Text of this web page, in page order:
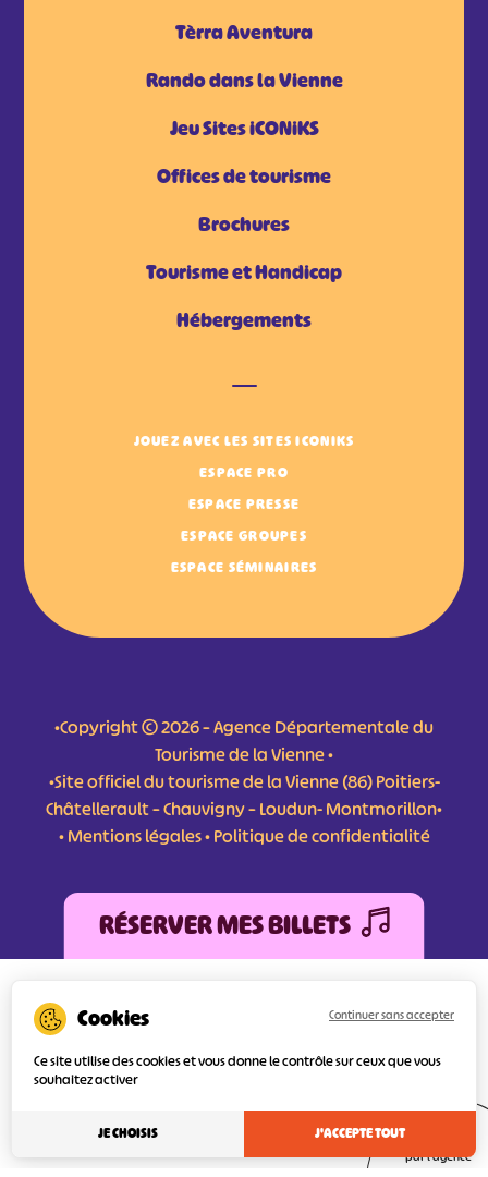
Tèrra Aventura
Rando dans la Vienne
Jeu Sites iCONiKS
Offices de tourisme
Brochures
Tourisme et Handicap
Hébergements
JOUEZ AVEC LES SITES ICONIKS
ESPACE PRO
ESPACE PRESSE
ESPACE GROUPES
ESPACE SÉMINAIRES
•Copyright © 2026 – Agence Départementale du
Tourisme de la Vienne •
•Site officiel du tourisme de la Vienne (86) Poitiers-
Châtellerault – Chauvigny – Loudun- Montmorillon•
•Mentions légales•Politique de confidentialité
RÉSERVER MES BILLETS
l’Europe au titre du FEDER (Fonds Européen de développement Régional) pour
l’amélioration et la structuration des services numériques pour une meilleure
d’orienter au mieux le visiteur.
par l'agence
Ce site utilise des cookies et vous donne le contrôle sur ceux que vous
souhaitez activer
J'ACCEPTE TOUT
Continuer sans accepter
JE CHOISIS